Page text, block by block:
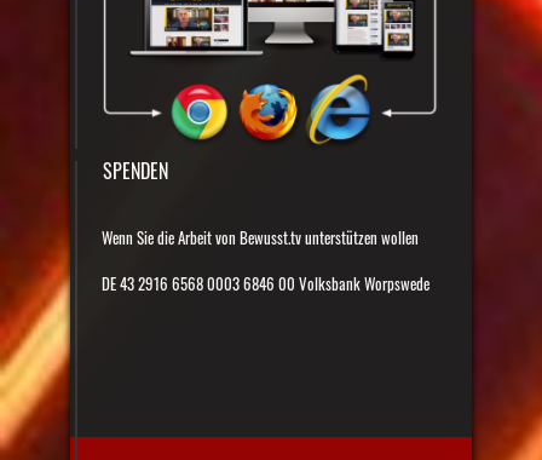
SPENDEN
Wenn Sie die Arbeit von Bewusst.tv unterstützen wollen
DE 43 2916 6568 0003 6846 00 Volksbank Worpswede